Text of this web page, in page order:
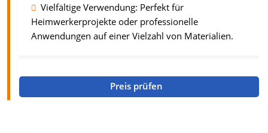
Vielfältige Verwendung: Perfekt für
Heimwerkerprojekte oder professionelle
Anwendungen auf einer Vielzahl von Materialien.
Preis prüfen